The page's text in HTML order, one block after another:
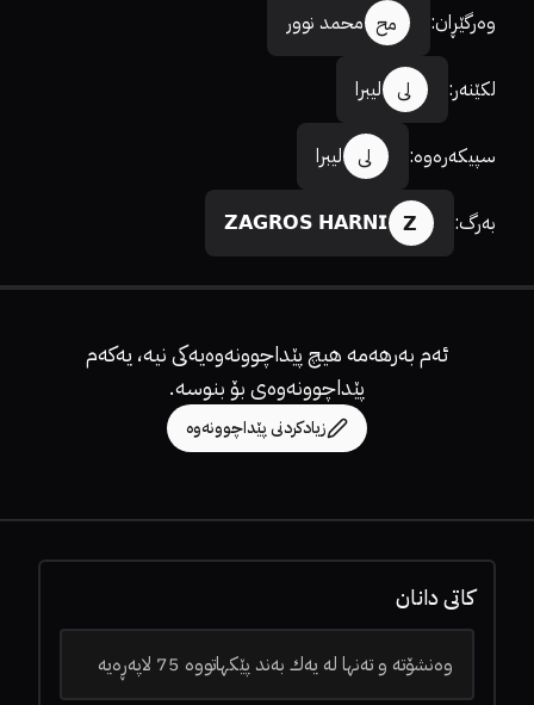
وەرگێڕان: مح محمد نوور
لکێنەر: لی لیبرا
سپیکەرەوە: لی لیبرا
بەرگ:
𝗭
𝗭𝗔𝗚𝗥𝗢𝗦 𝗛𝗔𝗥𝗡𝗜
ئەم بەرهەمە هیچ پێداچوونەوەیەکی نیە، یەکەم
پێداچوونەوەی بۆ بنوسە.
زیادکردنی پێداچوونەوە
کاتی دانان
وەنشۆتە و تەنها لە یەك بەند پێكهاتووە 75 لاپەڕەیە